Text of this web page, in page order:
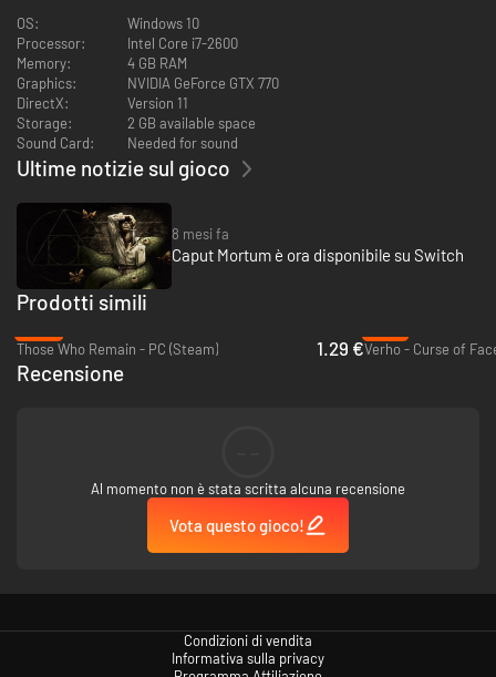
Spegni le luci, indossa le cuffie e immergiti nel mondo macabro del gioco.
Presta attenzione a ciò che ti circonda per risolvere enigmi e ricostruire
gli eventi accaduti nella torre. Quanto in profondità ti spingerai e quali
terribili verità sarai in grado di scoprire?
CREATURE DA INCUBO
Stai all'erta, perché creature mostruose si aggirano per le sale
abbandonate della torre e non esiteranno ad attaccarti. Evitale
furtivamente o combatti... ma tieni d'occhio la tua salute: le erbe
OS:
Windows 10
Processor:
Intel Core i7-2600
Memory:
4 GB RAM
Graphics:
NVIDIA GeForce GTX 770
DirectX:
Version 11
Storage:
2 GB available space
Sound Card:
Needed for sound
Ultime notizie sul gioco
8 mesi fa
Caput Mortum è ora disponibile su Switch
Prodotti simili
Those Who Remain - PC (Steam)
1.29 €Verho - Curse of
Recensione
Al momento non è stata scritta alcuna recensione
Vota questo gioco!
Condizioni di vendita
Informativa sulla privacy